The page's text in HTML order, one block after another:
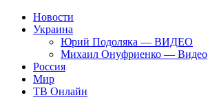
Новости
Украина
Юрий Подоляка — ВИДЕО
Михаил Онуфриенко — Видео
Россия
Мир
ТВ Онлайн